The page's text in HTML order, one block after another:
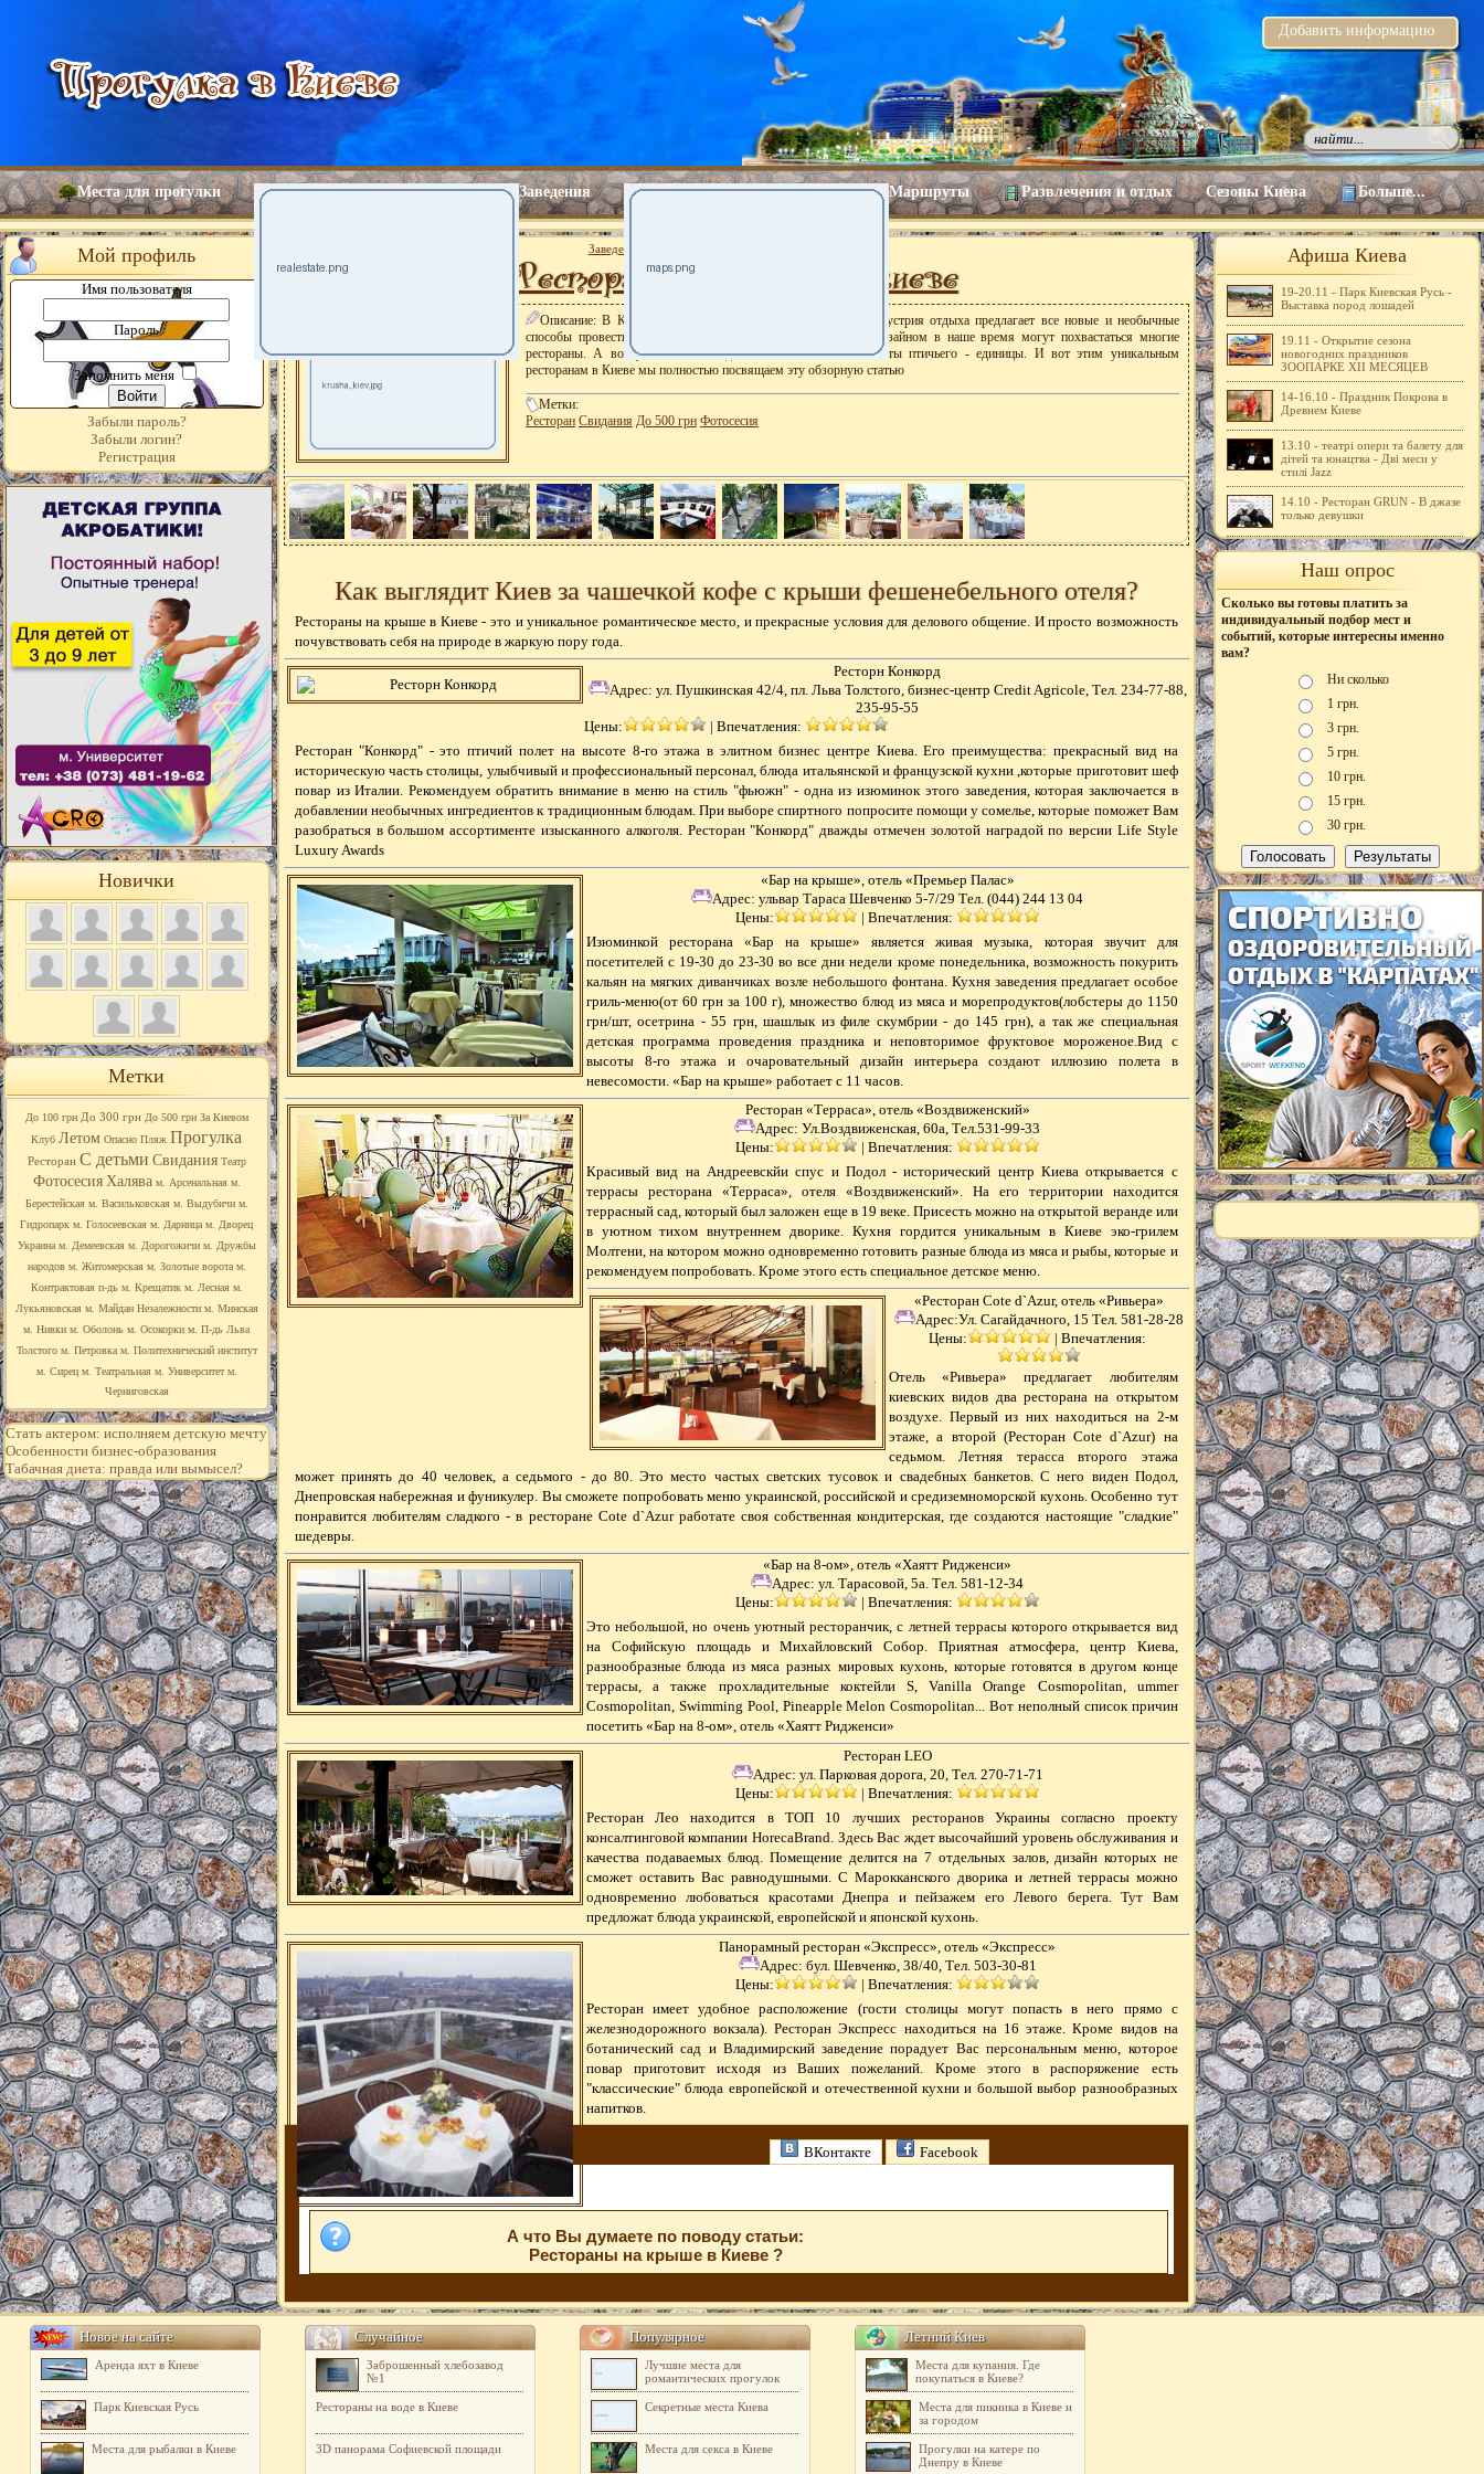
Добавить информацию
Места для прогулки Заведения Маршруты Развлечения и отдых Сезоны Киева Больше...
Мой профиль
Имя пользователя
Пароль
Запомнить меня
Забыли пароль?
Забыли логин?
Регистрация
Новички
Метки
До 100 грн До 300 грн До 500 грн За Киевом
Клуб Летом Опасно Пляж Прогулка
Ресторан С детьми Свидания Театр
Фотосесия Халява м. Арсенальная м.
Берестейская м. Васильковская м. Выдубичи м.
Гидропарк м. Голосеевская м. Дарница м. Дворец
Украина м. Демеевская м. Дорогожичи м. Дружбы
народов м. Житомерская м. Золотые ворота м.
Контрактовая п-дь м. Крещатик м. Лесная м.
Лукьяновская м. Майдан Незалежности м. Минская
м. Нивки м. Оболонь м. Осокорки м. П-дь Льва
Толстого м. Петровка м. Политехнический институт
м. Сирец м. Театральная м. Университет м.
Черниговская
Стать актером: исполняем детскую мечту
Особенности бизнес-образования
Табачная диета: правда или вымысел?
Заведения
Рестораны на крыше в Киеве
Описание:В Киеве, как и в других мировых столицах индустрия отдыха предлагает все новые и необычные
способы провести время. Вкусными блюдами и красивым дизайном в наше время могут похвастаться многие
рестораны. А вот уникальным видом на Киев почти с высоты птичьего - единицы. И вот этим уникальным
ресторанам в Киеве мы полностью посвящаем эту обзорную статью
Метки:
Ресторан Свидания До 500 грн Фотосесия
Как выглядит Киев за чашечкой кофе с крыши фешенебельного отеля?
Рестораны на крыше в Киеве - это и уникальное романтическое место, и прекрасные условия для делового общение. И просто возможность
почувствовать себя на природе в жаркую пору года.
Ресторн Конкорд
Адрес: ул. Пушкинская 42/4, пл. Льва Толстого, бизнес-центр Credit Agricole, Тел. 234-77-88,
235-95-55
Цены:
| Впечатления:
Ресторан "Конкорд" - это птичий полет на высоте 8-го этажа в элитном бизнес центре Киева. Его преимущества: прекрасный вид на
историческую часть столицы, улыбчивый и профессиональный персонал, блюда итальянской и французской кухни ,которые приготовит шеф
повар из Италии. Рекомендуем обратить внимание в меню на стиль "фьюжн" - одна из изюминок этого заведения, которая заключается в
добавлении необычных ингредиентов к традиционным блюдам. При выборе спиртного попросите помощи у сомелье, которые поможет Вам
разобраться в большом ассортименте изысканного алкоголя. Ресторан "Конкорд" дважды отмечен золотой наградой по версии Life Style
Luxury Awards
«Бар на крыше», отель «Премьер Палас»
Адрес: ульвар Тараса Шевченко 5-7/29 Тел. (044) 244 13 04
Цены:
| Впечатления:
Изюминкой ресторана «Бар на крыше» является живая музыка, которая звучит для
посетителей с 19-30 до 23-30 во все дни недели кроме понедельника, возможность покурить
кальян на мягких диванчиках возле небольшого фонтана. Кухня заведения предлагает особое
гриль-меню(от 60 грн за 100 г), множество блюд из мяса и морепродуктов(лобстеры до 1150
грн/шт, осетрина - 55 грн, шашлык из филе скумбрии - до 145 грн), а так же специальная
детская программа проведения праздника и неповторимое фруктовое мороженое.Вид с
высоты 8-го этажа и очаровательный дизайн интерьера создают иллюзию полета в
невесомости. «Бар на крыше» работает с 11 часов.
Ресторан «Терраса», отель «Воздвиженский»
Адрес: Ул.Воздвиженская, 60а, Тел.531-99-33
Цены:
| Впечатления:
Красивый вид на Андреевскйи спус и Подол - исторический центр Киева открывается с
террасы ресторана «Терраса», отеля «Воздвиженский». На его территории находится
террасный сад, который был заложен еще в 19 веке. Присесть можно на открытой веранде или
в уютном тихом внутреннем дворике. Кухня гордится уникальным в Киеве эко-грилем
Молтени, на котором можно одновременно готовить разные блюда из мяса и рыбы, которые и
рекомендуем попробовать. Кроме этого есть специальное детское меню.
«Ресторан Cote d`Azur, отель «Ривьера»
Адрес:Ул. Сагайдачного, 15 Тел. 581-28-28
Цены:
| Впечатления:
Отель «Ривьера» предлагает любителям
киевских видов два ресторана на открытом
воздухе. Первый из них находиться на 2-м
этаже, а второй (Ресторан Cote d`Azur) на
седьмом. Летняя терасса второго этажа
может принять до 40 человек, а седьмого - до 80. Это место частых светских тусовок и свадебных банкетов. С него виден Подол,
Днепровская набережная и фуникулер. Вы сможете попробовать меню украинской, российской и средиземноморской кухонь. Особенно тут
понравится любителям сладкого - в ресторане Cote d`Azur работате своя собственная кондитерская, где создаются настоящие "сладкие"
шедевры.
«Бар на 8-ом», отель «Хаятт Ридженси»
Адрес: ул. Тарасовой, 5а. Тел. 581-12-34
Цены:
| Впечатления:
Это небольшой, но очень уютный ресторанчик, с летней террасы которого открывается вид
на Софийскую площадь и Михайловский Собор. Приятная атмосфера, центр Киева,
разнообразные блюда из мяса разных мировых кухонь, которые готовятся в другом конце
террасы, а также прохладительные коктейли S, Vanilla Orange Cosmopolitan, ummer
Cosmopolitan, Swimming Pool, Pineapple Melon Cosmopolitan... Вот неполный список причин
посетить «Бар на 8-ом», отель «Хаятт Ридженси»
Ресторан LEO
Адрес: ул. Парковая дорога, 20, Тел. 270-71-71
Цены:
| Впечатления:
Ресторан Лео находится в ТОП 10 лучших ресторанов Украины согласно проекту
консалтинговой компании HorecaBrand. Здесь Вас ждет высочайший уровень обслуживания и
качества подаваемых блюд. Помещение делится на 7 отдельных залов, дизайн которых не
сможет оставить Вас равнодушными. С Марокканского дворика и летней террасы можно
одновременно любоваться красотами Днепра и пейзажем его Левого берега. Тут Вам
предложат блюда украинской, европейской и японской кухонь.
Панорамный ресторан «Экспресс», отель «Экспресс»
Адрес: бул. Шевченко, 38/40, Тел. 503-30-81
Цены:
| Впечатления:
Ресторан имеет удобное расположение (гости столицы могут попасть в него прямо с
железнодорожного вокзала). Ресторан Экспресс находиться на 16 этаже. Кроме видов на
ботанический сад и Владимирский заведение порадует Вас персональным меню, которое
повар приготовит исходя из Ваших пожеланий. Кроме этого в распоряжение есть
"классические" блюда европейской и отечественной кухни и большой выбор разнообразных
напитков.
ВКонтакте Facebook
А что Вы думаете по поводу статьи:
Рестораны на крыше в Киеве ?
Афиша Киева
19-20.11 - Парк Киевская Русь -
Выставка пород лошадей
19.11 - Открытие сезона
новогодних праздников
ЗООПАРКЕ ХІІ МЕСЯЦЕВ
14-16.10 - Праздник Покрова в
Древнем Киеве
13.10 - театрі опери та балету для
дітей та юнацтва - Дві меси у
стилі Jazz
14.10 - Ресторан GRUN - В джазе
только девушки
Наш опрос
Сколько вы готовы платить за
индивидуальный подбор мест и
событий, которые интересны именно
вам?
Ни сколько
1 грн.
3 грн.
5 грн.
10 грн.
15 грн.
30 грн.
Новое на сайте
Аренда яхт в Киеве
Парк Киевская Русь
Места для рыбалки в Киеве
Случайное
Заброшенный хлебозавод
№1
Рестораны на воде в Киеве
3D панорама Софиевской площади
Популярное
Лучшие места для
романтических прогулок
Секретные места Киева
Места для секса в Киеве
Летний Киев
Места для купания. Где
покупаться в Киеве?
Места для пикника в Киеве и
за городом
Прогулки на катере по
Днепру в Киеве